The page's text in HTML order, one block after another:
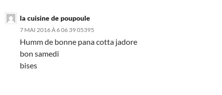
la cuisine de poupoule
7 MAI 2016 À 6 06 39 05395
Humm de bonne pana cotta jadore
bon samedi
bises